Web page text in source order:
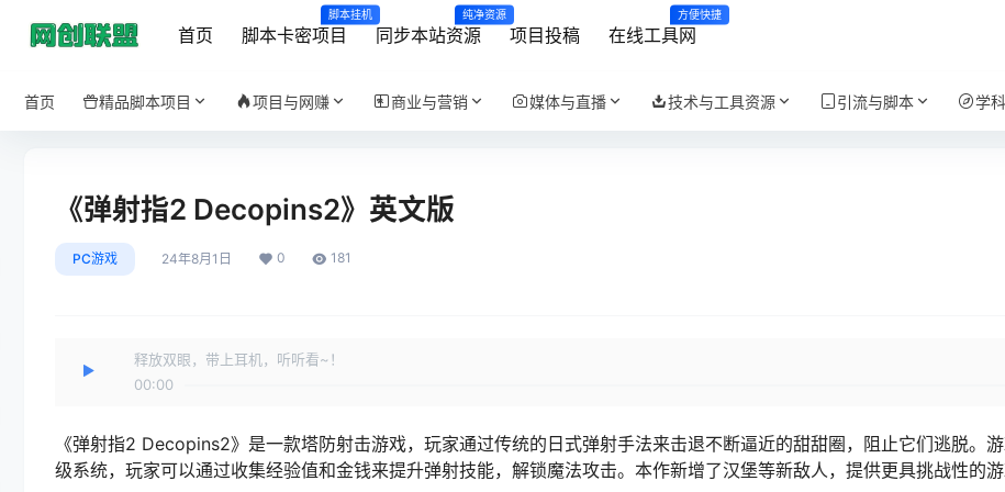
首页 脚本卡密项目
脚本挂机
同步本站资源
纯净资源
项目投稿 在线工具网
方便快捷
首页 精品脚本项目 项目与网赚 商业与营销 媒体与直播 技术与工具资源 引流与脚本 学
《弹射指2 Decopins2》英文版
PC游戏 24年8月1日 0 181
释放双眼，带上耳机，听听看~！
00:00
《弹射指2 Decopins2》是一款塔防射击游戏，玩家通过传统的日式弹射手法来击退不断逼近的甜甜圈，阻止它们逃脱。
级系统，玩家可以通过收集经验值和金钱来提升弹射技能，解锁魔法攻击。本作新增了汉堡等新敌人，提供更具挑战性的游